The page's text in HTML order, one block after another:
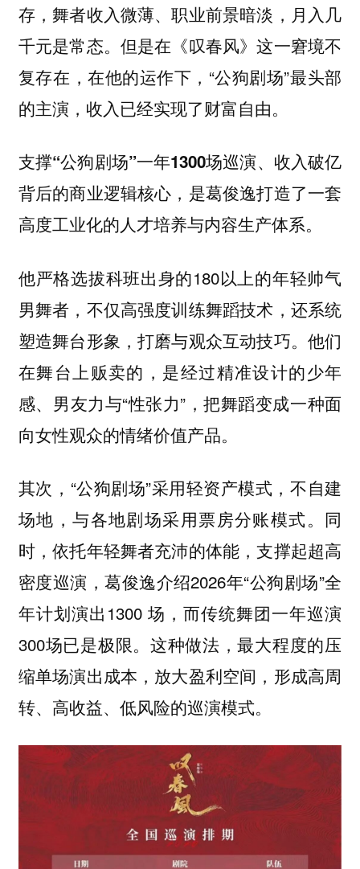
存，舞者收入微薄、职业前景暗淡，月入几
千元是常态。但是在《叹春风》这一窘境不
复存在，在他的运作下，“公狗剧场”最头部
的主演，收入已经实现了财富自由。
支撑“公狗剧场”一年1300场巡演、收入破亿
背后的商业逻辑核心，是葛俊逸打造了一套
高度工业化的人才培养与内容生产体系。
他严格选拔科班出身的180以上的年轻帅气
男舞者，不仅高强度训练舞蹈技术，还系统
塑造舞台形象，打磨与观众互动技巧。他们
在舞台上贩卖的，是经过精准设计的少年
感、男友力与“性张力”，把舞蹈变成一种面
向女性观众的情绪价值产品。
其次，“公狗剧场”采用轻资产模式，不自建
场地，与各地剧场采用票房分账模式。同
时，依托年轻舞者充沛的体能，支撑起超高
密度巡演，葛俊逸介绍2026年“公狗剧场”全
年计划演出1300 场，而传统舞团一年巡演
300场已是极限。这种做法，最大程度的压
缩单场演出成本，放大盈利空间，形成高周
转、高收益、低风险的巡演模式。